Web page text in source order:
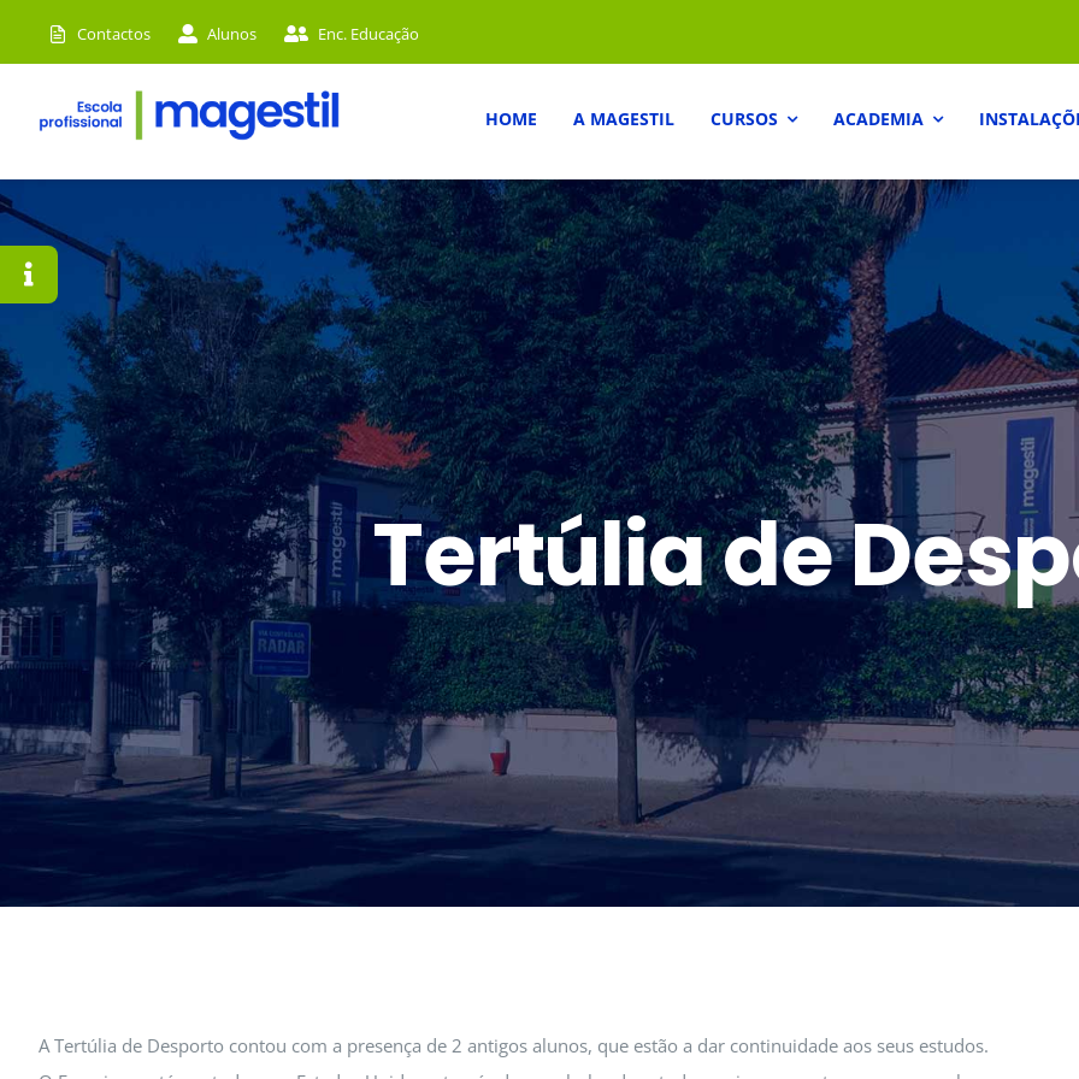
to
Contactos Alunos Enc. Educação
HOME A MAGESTIL CURSOS ACADEMIA
Tertúlia de
A Tertúlia de Desporto contou com a presença de 2 antigos alunos, que estão a dar continuidade aos seus estudos.